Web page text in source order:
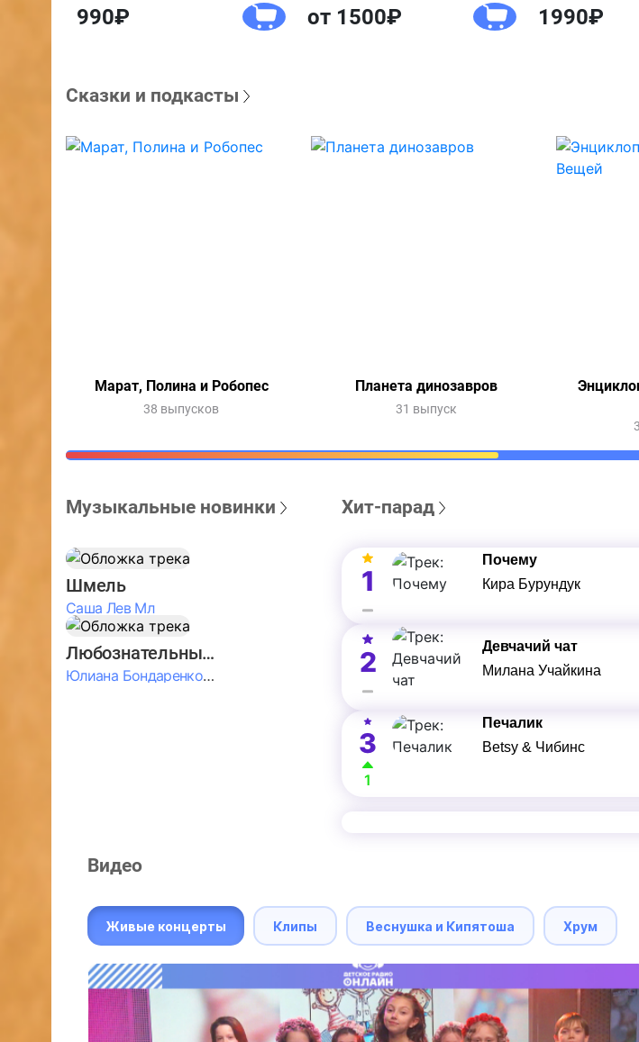
990 от 1500 1990
Сказки и подкасты
Марат, Полина и Робопес
38 выпусков
Планета динозавров
31 выпуск
Музыкальные новинки
Шмель
Саша Лев Мл
Любознательные Дети
Юлиана Бондаренко & Амелия Колпакова & Егор Егоров & Валерия Шевченко & Ксюша Косичкина
Хит-парад
1
Почему
Кира Бурундук
2
Девчачий чат
Милана Учайкина
3
1
Печалик
Betsy & Чибинс
Видео
Живые концерты Клипы Веснушка и Кипятоша Хрум